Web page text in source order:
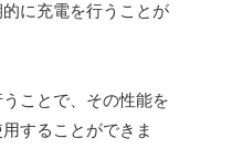
に充電を行うことが
ことで、その性能を
することができま